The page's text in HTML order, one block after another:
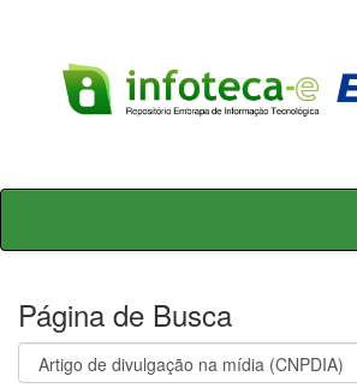
Skip
Página de Busca